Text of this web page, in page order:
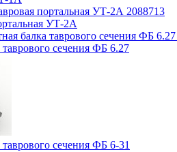
УТ-2А
сечения ФБ 6.27
сечения ФБ 6-31